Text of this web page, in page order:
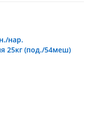
нар.
25кг (под./54меш)